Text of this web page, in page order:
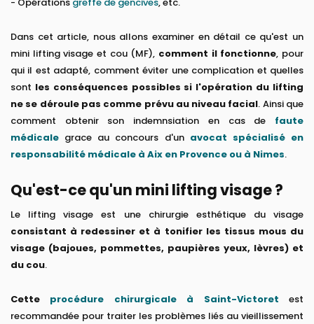
Dans cet article, nous allons examiner en détail ce qu'est un
mini lifting visage et cou (MF), comment il fonctionne, pour
qui il est adapté, comment éviter une complication et quelles
sont les conséquences possibles si l'opération du lifting
ne se déroule pas comme prévu au niveau facial. Ainsi que
comment obtenir son indemnsiation en cas de faute
médicale grace au concours d'un avocat spécialisé en
responsabilité médicale à Aix en Provence ou à Nimes.
Qu'est-ce qu'un mini lifting visage ?
Le lifting visage est une chirurgie esthétique du visage
consistant à redessiner et à tonifier les tissus mous du
visage (bajoues, pommettes, paupières yeux, lèvres) et
du cou.
Cette procédure chirurgicale à Saint-Victoret est
recommandée pour traiter les problèmes liés au vieillissement